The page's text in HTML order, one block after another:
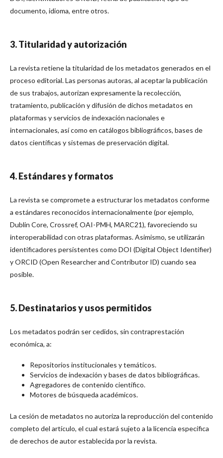
documento, idioma, entre otros.
3. Titularidad y autorización
La revista retiene la titularidad de los metadatos generados en el
proceso editorial. Las personas autoras, al aceptar la publicación
de sus trabajos, autorizan expresamente la recolección,
tratamiento, publicación y difusión de dichos metadatos en
plataformas y servicios de indexación nacionales e
internacionales, así como en catálogos bibliográficos, bases de
datos científicas y sistemas de preservación digital.
4. Estándares y formatos
La revista se compromete a estructurar los metadatos conforme
a estándares reconocidos internacionalmente (por ejemplo,
Dublin Core, Crossref, OAI-PMH, MARC21), favoreciendo su
interoperabilidad con otras plataformas. Asimismo, se utilizarán
identificadores persistentes como DOI (Digital Object Identifier)
y ORCID (Open Researcher and Contributor ID) cuando sea
posible.
5. Destinatarios y usos permitidos
Los metadatos podrán ser cedidos, sin contraprestación
económica, a:
Repositorios institucionales y temáticos.
Servicios de indexación y bases de datos bibliográficas.
Agregadores de contenido científico.
Motores de búsqueda académicos.
La cesión de metadatos no autoriza la reproducción del contenido
completo del artículo, el cual estará sujeto a la licencia específica
de derechos de autor establecida por la revista.